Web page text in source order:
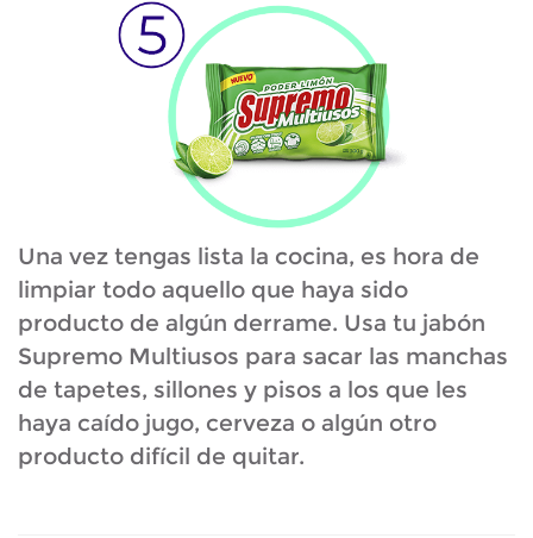
Una vez tengas lista la cocina, es hora de
limpiar todo aquello que haya sido
producto de algún derrame. Usa tu jabón
Supremo Multiusos para sacar las manchas
de tapetes, sillones y pisos a los que les
haya caído jugo, cerveza o algún otro
producto difícil de quitar.